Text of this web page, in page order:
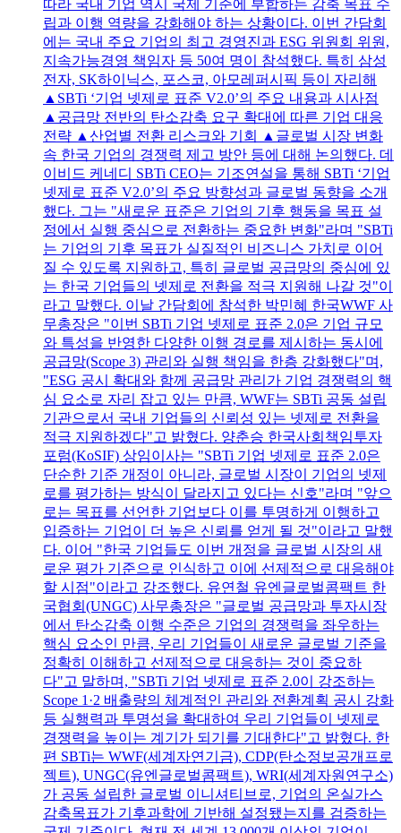
따라 국내 기업 역시 국제 기준에 부합하는 감축 목표 수
립과 이행 역량을 강화해야 하는 상황이다. 이번 간담회
에는 국내 주요 기업의 최고 경영진과 ESG 위원회 위원,
지속가능경영 책임자 등 50여 명이 참석했다. 특히 삼성
전자, SK하이닉스, 포스코, 아모레퍼시픽 등이 자리해
▲SBTi ‘기업 넷제로 표준 V2.0’의 주요 내용과 시사점
▲공급망 전반의 탄소감축 요구 확대에 따른 기업 대응
전략 ▲산업별 전환 리스크와 기회 ▲글로벌 시장 변화
속 한국 기업의 경쟁력 제고 방안 등에 대해 논의했다. 데
이비드 케네디 SBTi CEO는 기조연설을 통해 SBTi ‘기업
넷제로 표준 V2.0’의 주요 방향성과 글로벌 동향을 소개
했다. 그는 "새로운 표준은 기업의 기후 행동을 목표 설
정에서 실행 중심으로 전환하는 중요한 변화"라며 "SBTi
는 기업의 기후 목표가 실질적인 비즈니스 가치로 이어
질 수 있도록 지원하고, 특히 글로벌 공급망의 중심에 있
는 한국 기업들의 넷제로 전환을 적극 지원해 나갈 것"이
라고 말했다. 이날 간담회에 참석한 박민혜 한국WWF 사
무총장은 "이번 SBTi 기업 넷제로 표준 2.0은 기업 규모
와 특성을 반영한 다양한 이행 경로를 제시하는 동시에
공급망(Scope 3) 관리와 실행 책임을 한층 강화했다"며,
"ESG 공시 확대와 함께 공급망 관리가 기업 경쟁력의 핵
심 요소로 자리 잡고 있는 만큼, WWF는 SBTi 공동 설립
기관으로서 국내 기업들의 신뢰성 있는 넷제로 전환을
적극 지원하겠다"고 밝혔다. 양춘승 한국사회책임투자
포럼(KoSIF) 상임이사는 "SBTi 기업 넷제로 표준 2.0은
단순한 기준 개정이 아니라, 글로벌 시장이 기업의 넷제
로를 평가하는 방식이 달라지고 있다는 신호"라며 "앞으
로는 목표를 선언한 기업보다 이를 투명하게 이행하고
입증하는 기업이 더 높은 신뢰를 얻게 될 것"이라고 말했
다. 이어 "한국 기업들도 이번 개정을 글로벌 시장의 새
로운 평가 기준으로 인식하고 이에 선제적으로 대응해야
할 시점"이라고 강조했다. 유연철 유엔글로벌콤팩트 한
국협회(UNGC) 사무총장은 "글로벌 공급망과 투자시장
에서 탄소감축 이행 수준은 기업의 경쟁력을 좌우하는
핵심 요소인 만큼, 우리 기업들이 새로운 글로벌 기준을
정확히 이해하고 선제적으로 대응하는 것이 중요하
다"고 말하며, "SBTi 기업 넷제로 표준 2.0이 강조하는
Scope 1·2 배출량의 체계적인 관리와 전환계획 공시 강화
등 실행력과 투명성을 확대하여 우리 기업들이 넷제로
경쟁력을 높이는 계기가 되기를 기대한다"고 밝혔다. 한
편 SBTi는 WWF(세계자연기금), CDP(탄소정보공개프로
젝트), UNGC(유엔글로벌콤팩트), WRI(세계자원연구소)
가 공동 설립한 글로벌 이니셔티브로, 기업의 온실가스
감축목표가 기후과학에 기반해 설정됐는지를 검증하는